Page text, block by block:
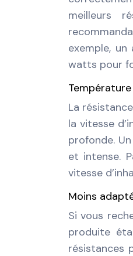
meilleurs
exemple,
watts pour
La
la vitesse
profonde.
et intense.
vitesse
Moins
Si vous
produite
résistances